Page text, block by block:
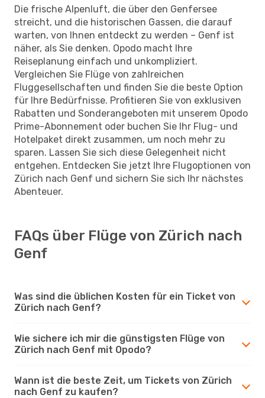
Die frische Alpenluft, die über den Genfersee
streicht, und die historischen Gassen, die darauf
warten, von Ihnen entdeckt zu werden – Genf ist
näher, als Sie denken. Opodo macht Ihre
Reiseplanung einfach und unkompliziert.
Vergleichen Sie Flüge von zahlreichen
Fluggesellschaften und finden Sie die beste Option
für Ihre Bedürfnisse. Profitieren Sie von exklusiven
Rabatten und Sonderangeboten mit unserem Opodo
Prime-Abonnement oder buchen Sie Ihr Flug- und
Hotelpaket direkt zusammen, um noch mehr zu
sparen. Lassen Sie sich diese Gelegenheit nicht
entgehen. Entdecken Sie jetzt Ihre Flugoptionen von
Zürich nach Genf und sichern Sie sich Ihr nächstes
Abenteuer.
FAQs über Flüge von Zürich nach
Genf
Was sind die üblichen Kosten für ein Ticket von
Zürich nach Genf?
Wie sichere ich mir die günstigsten Flüge von
Zürich nach Genf mit Opodo?
Wann ist die beste Zeit, um Tickets von Zürich
nach Genf zu kaufen?